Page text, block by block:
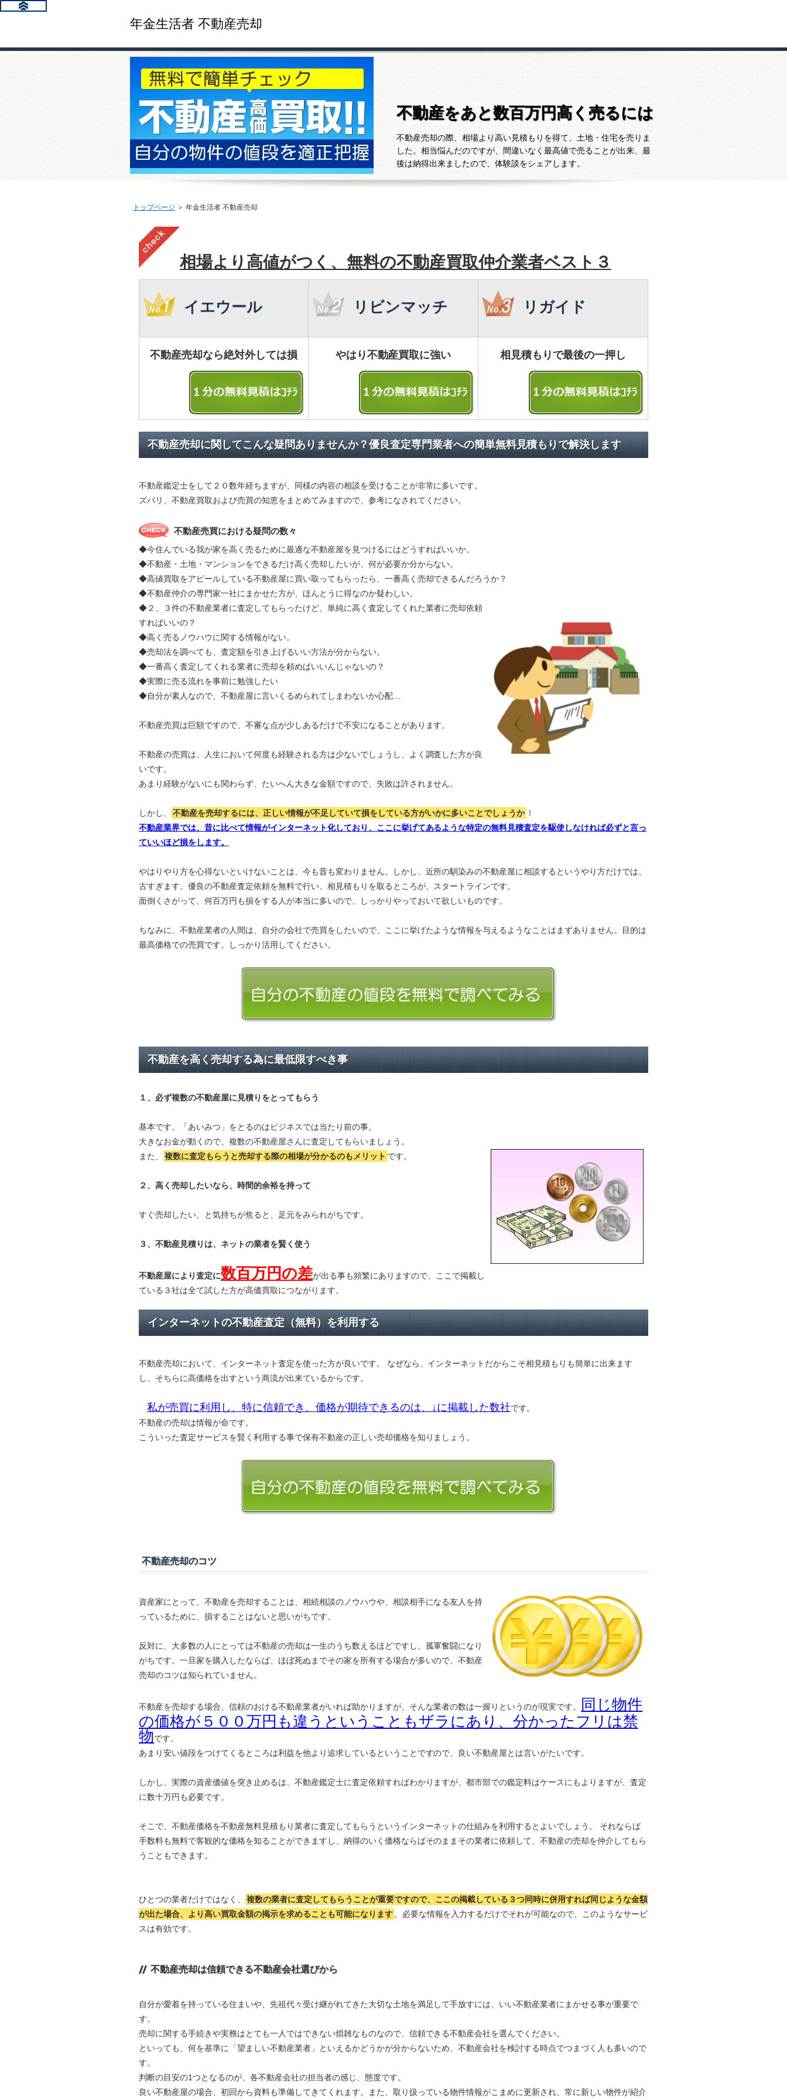
年金生活者 不動産売却
不動産をあと数百万円高く売るには
不動産売却の際、相場より高い見積もりを得て、土地・住宅を売りま
した。相当悩んだのですが、間違いなく最高値で売ることが出来、最
後は納得出来ましたので、体験談をシェアします。
トップページ ＞ 年金生活者 不動産売却
相場より高値がつく、無料の不動産買取仲介業者ベスト３
イエウール リビンマッチ リガイド
不動産売却なら絶対外しては損 やはり不動産買取に強い 相見積もりで最後の一押し
不動産売却に関してこんな疑問ありませんか？優良査定専門業者への簡単無料見積もりで解決します
不動産鑑定士をして２０数年経ちますが、同様の内容の相談を受けることが非常に多いです。
ズバリ、不動産買取および売買の知恵をまとめてみますので、参考になされてください。
不動産売買における疑問の数々
◆今住んでいる我が家を高く売るために最適な不動産屋を見つけるにはどうすればいいか。
◆不動産・土地・マンションをできるだけ高く売却したいが、何が必要か分からない。
◆高値買取をアピールしている不動産屋に買い取ってもらったら、一番高く売却できるんだろうか？
◆不動産仲介の専門家一社にまかせた方が、ほんとうに得なのか疑わしい。
◆２、３件の不動産業者に査定してもらったけど、単純に高く査定してくれた業者に売却依頼
すればいいの？
◆高く売るノウハウに関する情報がない。
◆売却法を調べても、査定額を引き上げるいい方法が分からない。
◆一番高く査定してくれる業者に売却を頼めばいいんじゃないの？
◆実際に売る流れを事前に勉強したい
◆自分が素人なので、不動産屋に言いくるめられてしまわないか心配…
不動産売買は巨額ですので、不審な点が少しあるだけで不安になることがあります。
不動産の売買は、人生において何度も経験される方は少ないでしょうし、よく調査した方が良
いです。
あまり経験がないにも関わらず、たいへん大きな金額ですので、失敗は許されません。
しかし、 不動産を売却するには、正しい情報が不足していて損をしている方がいかに多いことでしょうか ！
不動産業界では、昔に比べて情報がインターネット化しており、ここに挙げてあるような特定の無料見積査定を駆使しなければ必ずと言っ
ていいほど損をします。
やはりやり方を心得ないといけないことは、今も昔も変わりません。しかし、近所の馴染みの不動産屋に相談するというやり方だけでは、
古すぎます。優良の不動産査定依頼を無料で行い、相見積もりを取るところが、スタートラインです。
面倒くさがって、何百万円も損をする人が本当に多いので、しっかりやっておいて欲しいものです。
ちなみに、不動産業者の人間は、自分の会社で売買をしたいので、ここに挙げたような情報を与えるようなことはまずありません。目的は
最高価格での売買です。しっかり活用してください。
不動産を高く売却する為に最低限すべき事
１、必ず複数の不動産屋に見積り をとってもらう
基本です。「あいみつ」をとるのはビジネスでは当たり前の事。
大きなお金が動くので、複数の不動産屋さんに査定してもらいましょう。
また、
複数に査定もらうと売却する際の相場が分かるのもメリット です。
２、高く売却したいなら、時間的余裕を持って
すぐ売却したい、と気持ちが焦ると、足元をみられがちです。
３、不動産見積りは、ネットの業者を賢く使う
不動産屋により査定に数百万円の差が出る事も頻繁にありますので、ここで掲載し
ている３社は全て試した方が高価買取につながります。
インターネットの不動産査定（無料）を利用する
不動産売却において、インターネット査定を使った方が良いです。 なぜなら、インターネットだからこそ相見積もりも簡単に出来ます
し、そちらに高価格を出すという商流が出来ているからです。
私が売買に利用し、特に信頼でき、価格が期待できるのは、↓に掲載した数社です。
不動産の売却は情報が命です。
こういった査定サービスを賢く利用する事で保有不動産の正しい売却価格を知りましょう。
不動産売却のコツ
資産家にとって、不動産を売却することは、相続相談のノウハウや、相談相手になる友人を持
っているために、損することはないと思いがちです。
反対に、大多数の人にとっては不動産の売却は一生のうち数えるほどですし、孤軍奮闘になり
がちです。一旦家を購入したならば、ほぼ死ぬまでその家を所有する場合が多いので、不動産
売却のコツは知られていません。
不動産を売却する場合、信頼のおける不動産業者がいれば助かりますが、そんな業者の数は一握りというのが現実です。
同じ物件
の価格が５００万円も違うということもザラにあり、分かったフリは禁
物です。
あまり安い値段をつけてくるところは利益を他より追求しているということですので、良い不動産屋とは言いがたいです。
しかし、実際の資産価値を突き止めるは、不動産鑑定士に査定依頼すればわかりますが、都市部での鑑定料はケースにもよりますが、査定
に数十万円も必要です。
そこで、不動産価格を不動産無料見積もり業者に査定してもらうというインターネットの仕組みを利用するとよいでしょう。 それならば
手数料も無料で客観的な価格を知ることができますし、納得のいく価格ならばそのままその業者に依頼して、不動産の売却を仲介してもら
うこともできます。
ひとつの業者だけではなく、
複数の業者に査定してもらうことが重要ですので、ここの掲載している３つ同時に併用すれば同じような金額
が出た場合、より高い買取金額の掲示を求めることも可能になります 。必要な情報を入力するだけでそれが可能なので、このようなサービ
スは有効です。
不動産売却は信頼できる不動産会社選びから
自分が愛着を持っている住まいや、先祖代々受け継がれてきた大切な土地を満足して手放すには、いい不動産業者にまかせる事が重要で
す。
売却に関する手続きや実務はとても一人ではできない煩雑なものなので、信頼できる不動産会社を選んでください。
といっても、何を基準に「望ましい不動産業者」といえるかどうかが分からないため、不動産会社を検討する時点でつまづく人も多いので
す。
判断の目安の1つとなるのが、各不動産会社の担当者の感じ、態度です。
良い不動産屋の場合、初回から資料も準備してきてくれます。また、取り扱っている物件情報がこまめに更新され、常に新しい物件が紹介